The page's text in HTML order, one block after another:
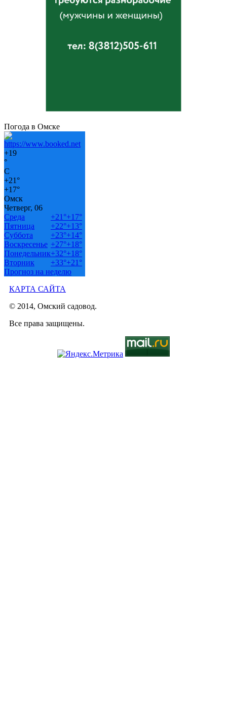
Погода в Омске
+19
°
C
+21°
+17°
Омск
Четверг, 06
Среда
+21°+17°
Пятница
+22°+13°
Суббота
+23°+14°
Воскресенье +27°+18°
Понедельник+32°+18°
Вторник
+33°+21°
Прогноз на неделю
КАРТА САЙТА
© 2014, Омский садовод.
Все права защищены.